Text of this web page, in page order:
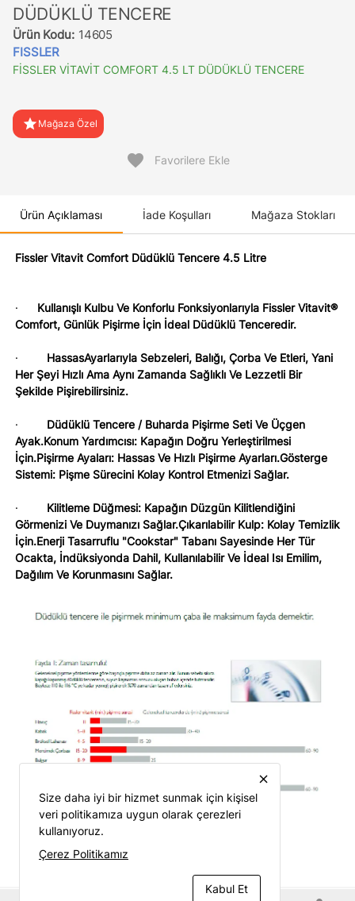
DÜDÜKLÜ TENCERE
Ürün Kodu: 14605
FISSLER
FİSSLER VİTAVİT COMFORT 4.5 LT DÜDÜKLÜ TENCERE
star Mağaza Özel
favorite Favorilere Ekle
Ürün Açıklaması İade Koşulları Mağaza Stokları
Fissler Vitavit Comfort Düdüklü Tencere 4.5 Litre
· Kullanışlı Kulbu Ve Konforlu Fonksiyonlarıyla Fissler Vitavit®
Comfort, Günlük Pişirme İçin İdeal Düdüklü Tenceredir.
· HassasAyarlarıyla Sebzeleri, Balığı, Çorba Ve Etleri, Yani
Her Şeyi Hızlı Ama Aynı Zamanda Sağlıklı Ve Lezzetli Bir
Şekilde Pişirebilirsiniz.
· Düdüklü Tencere / Buharda Pişirme Seti Ve Üçgen
Ayak.Konum Yardımcısı: Kapağın Doğru Yerleştirilmesi
İçin.Pişirme Ayaları: Hassas Ve Hızlı Pişirme Ayarları.Gösterge
Sistemi: Pişme Sürecini Kolay Kontrol Etmenizi Sağlar.
· Kilitleme Düğmesi: Kapağın Düzgün Kilitlendiğini
Görmenizi Ve Duymanızı Sağlar.Çıkarılabilir Kulp: Kolay Temizlik
İçin.Enerji Tasarruflu "Cookstar" Tabanı Sayesinde Her Tür
Ocakta, İndüksiyonda Dahil, Kullanılabilir Ve İdeal Isı Emilim,
Dağılım Ve Korunmasını Sağlar.
close
Size daha iyi bir hizmet sunmak için kişisel
veri politikamıza uygun olarak çerezleri
kullanıyoruz.
Çerez Politikamız
Kabul Et